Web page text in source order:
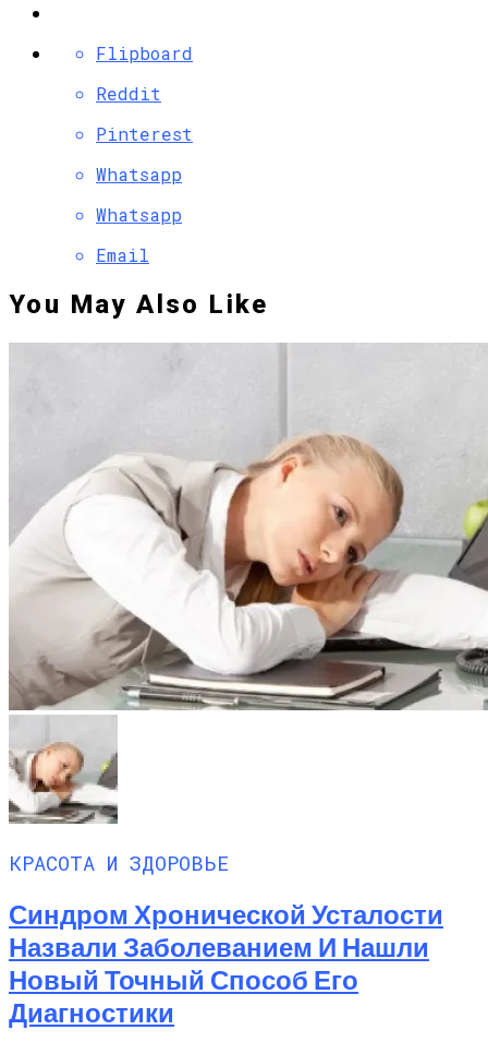
Flipboard
Reddit
Pinterest
Whatsapp
Whatsapp
Email
You May Also Like
КРАСОТА И ЗДОРОВЬЕ
Синдром Хронической Усталости
Назвали Заболеванием И Нашли
Новый Точный Способ Его
Диагностики